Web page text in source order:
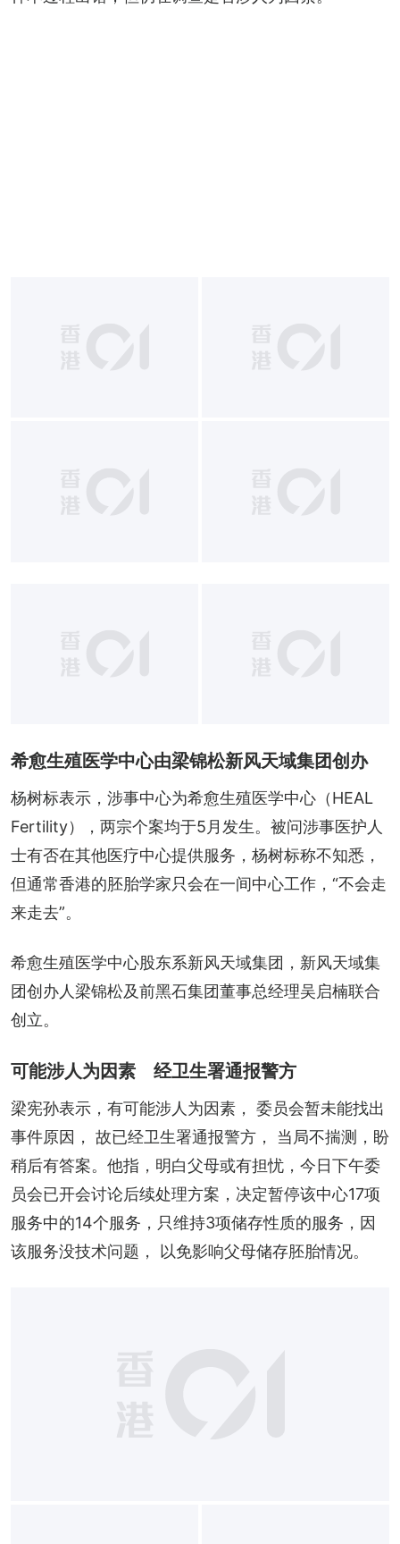
希愈生殖医学中心由梁锦松新风天域集团创办
杨树标表示，涉事中心为希愈生殖医学中心（HEAL
Fertility），两宗个案均于5月发生。被问涉事医护人
士有否在其他医疗中心提供服务，杨树标称不知悉，
但通常香港的胚胎学家只会在一间中心工作，“不会走
来走去”。
希愈生殖医学中心股东系新风天域集团，新风天域集
团创办人梁锦松及前黑石集团董事总经理吴启楠联合
创立。
可能涉人为因素 经卫生署通报警方
梁宪孙表示，有可能涉人为因素， 委员会暂未能找出
事件原因， 故已经卫生署通报警方， 当局不揣测，盼
稍后有答案。他指，明白父母或有担忧，今日下午委
员会已开会讨论后续处理方案，决定暂停该中心17项
服务中的14个服务，只维持3项储存性质的服务，因
该服务没技术问题， 以免影响父母储存胚胎情况。